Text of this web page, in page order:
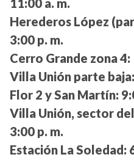
11:00 a. m.
Herederos López
3:00 p. m.
Cerro Grande zona 4:
Villa Unión parte baja:
Flor 2 y San Martín:
Villa Unión, sector
3:00 p. m.
Estación La Soledad: